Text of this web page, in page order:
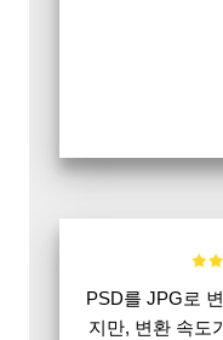
PSD를 JPG로
지만, 변환 속도